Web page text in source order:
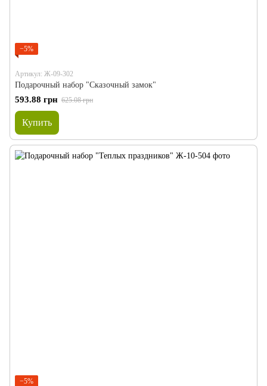
−5%
Артикул: Ж-09-302
Подарочный набор "Сказочный замок"
593.88 грн 625.08 грн
Купить
−5%